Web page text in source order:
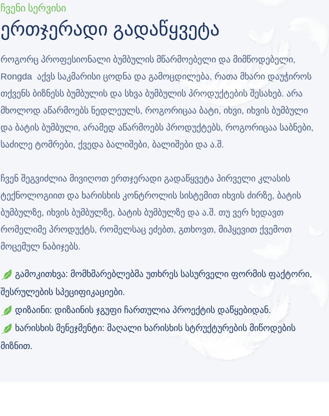
Ჩვენი Სერვისი
Ერთჯერადი Გადაწყვეტა
როგორც პროფესიონალი ბუმბულის მწარმოებელი და მიმწოდებელი,
Rongda აქვს საკმარისი ცოდნა და გამოცდილება, რათა მხარი დაუჭიროს
თქვენს ბიზნესს ბუმბულის და სხვა ბუმბულის პროდუქტების შესახებ. არა
მხოლოდ აწარმოებს ნედლეულს, როგორიცაა ბატი, იხვი, იხვის ბუმბული
და ბატის ბუმბული, არამედ აწარმოებს პროდუქტებს, როგორიცაა საბნები,
საძილე ტომრები, ქვედა ბალიშები, ბალიშები და ა.შ.
ჩვენ შეგვიძლია მივიღოთ ერთჯერადი გადაწყვეტა პირველი კლასის
ტექნოლოგიით და ხარისხის კონტროლის სისტემით იხვის ძირზე, ბატის
ბუმბულზე, იხვის ბუმბულზე, ბატის ბუმბულზე და ა.შ. თუ ვერ ხედავთ
რომელიმე პროდუქტს, რომელსაც ეძებთ, გთხოვთ, მიჰყევით ქვემოთ
მოცემულ ნაბიჯებს.
გამოკითხვა: მომხმარებლებმა უთხრეს სასურველი ფორმის ფაქტორი,
შესრულების სპეციფიკაციები.
დიზაინი: დიზაინის ჯგუფი ჩართულია პროექტის დაწყებიდან.
ხარისხის მენეჯმენტი: მაღალი ხარისხის სტრუქტურების მიწოდების
მიზნით.